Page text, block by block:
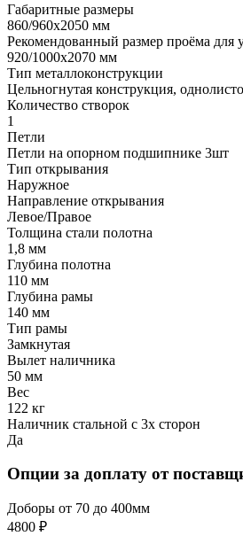
Габаритные размеры
860/960х2050 мм
Рекомендованный размер проёма для
920/1000х2070 мм
Тип металлоконструкции
Цельногнутая конструкция,
Количество створок
1
Петли
Петли на опорном подшипнике 3шт
Тип открывания
Наружное
Направление открывания
Левое/Правое
Толщина стали полотна
1,8 мм
Глубина полотна
110 мм
Глубина рамы
140 мм
Тип рамы
Замкнутая
Вылет наличника
50 мм
Вес
122 кг
Наличник стальной с 3х сторон
Да
Опции за доплату от
Доборы от 70 до 400мм
4800 ₽